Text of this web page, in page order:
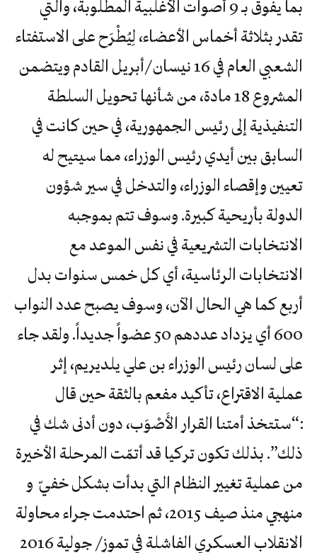
بما يفوق بـ 9 أصوات الأغلبية المطلوبة، والتي
تقدر بثلاثة أخماس الأعضاء، لِيُطْرَح على الاستفتاء
الشعبي العام في 16 نيسان /أبريل القادم ويتضمن
المشروع 18 مادة، من شأنها تحويل السلطة
التنفيذية إلى رئيس الجمهورية، في حين كانت في
السابق بين أيدي رئيس الوزراء، مما سيتيح له
تعيين وإقصاء الوزراء، والتدخل في سير شؤون
الدولة بأريحية كبيرة. وسوف تتم بموجبه
الانتخابات التشريعية في نفس الموعد مع
الانتخابات الرئاسية، أي كل خمس سنوات بدل
أربع كما هي الحال الآن، وسوف يصبح عدد النواب
600 أي يزداد عددهم 50 عضواً جديداً. ولقد جاء
على لسان رئيس الوزراء بن علي يلديريم، إثر
عملية الاقتراع، تأكيد مفعم بالثقة حين قال
:“ستتخذ أمتنا القرار الأَصْوَب، دون أدنى شك في
ذلك”. بذلك تكون تركيا قد أتمّت المرحلة الأخيرة
من عملية تغيير النظام التي بدأت بشكل خفيّ و
منهجي منذ صيف 2015، ثم احتدمت جراء محاولة
الانقلاب العسكري الفاشلة في تموز/ جولية 2016